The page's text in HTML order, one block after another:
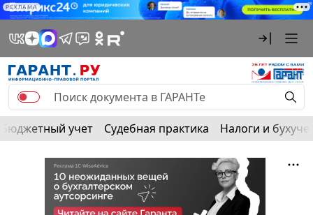
РЕКЛАМА
Бюджетный учет Судебная практика Налоги и